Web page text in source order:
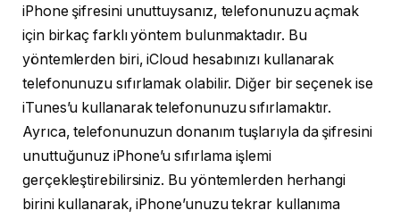
iPhone şifresini unuttuysanız, telefonunuzu açmak
için birkaç farklı yöntem bulunmaktadır. Bu
yöntemlerden biri, iCloud hesabınızı kullanarak
telefonunuzu sıfırlamak olabilir. Diğer bir seçenek ise
iTunes’u kullanarak telefonunuzu sıfırlamaktır.
Ayrıca, telefonunuzun donanım tuşlarıyla da şifresini
unuttuğunuz iPhone’u sıfırlama işlemi
gerçekleştirebilirsiniz. Bu yöntemlerden herhangi
birini kullanarak, iPhone’unuzu tekrar kullanıma